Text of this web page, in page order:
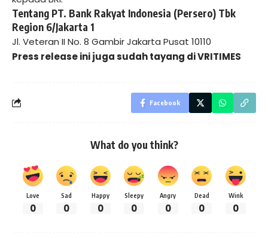
Tentang PT. Bank Rakyat Indonesia (Persero) Tbk
Region 6/Jakarta 1
Jl. Veteran II No. 8 Gambir Jakarta Pusat 10110
Press release ini juga sudah tayang diVRITIMES
Facebook
What do you think?
Love
0
Sad
0
Happy
0
Sleepy
0
Angry
0
Dead
0
Wink
0